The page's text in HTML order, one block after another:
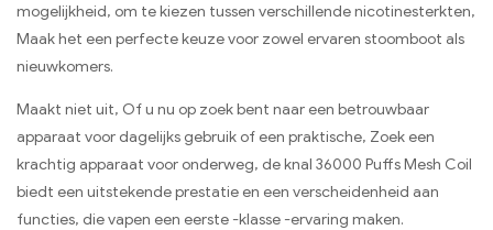
mogelijkheid, om te kiezen tussen verschillende nicotinesterkten,
Maak het een perfecte keuze voor zowel ervaren stoomboot als
nieuwkomers.
Maakt niet uit, Of u nu op zoek bent naar een betrouwbaar
apparaat voor dagelijks gebruik of een praktische, Zoek een
krachtig apparaat voor onderweg, de knal 36000 Puffs Mesh Coil
biedt een uitstekende prestatie en een verscheidenheid aan
functies, die vapen een eerste -klasse -ervaring maken.